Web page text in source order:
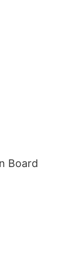
Board